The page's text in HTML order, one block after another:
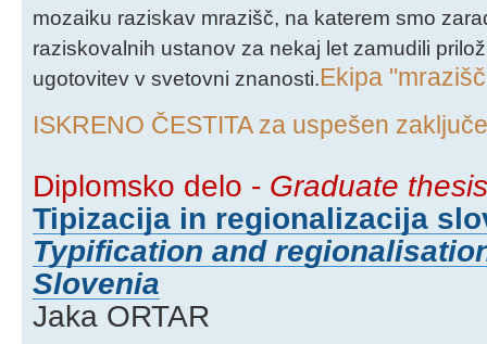
mozaiku raziskav mrazišč, na katerem smo
raziskovalnih ustanov za nekaj let zamudili
ugotovitev v svetovni znanosti.Ekipa
ISKRENO ČESTITA za uspešen
Diplomsko delo - Graduate thesis
Tipizacija in regionalizacija
Typification and
Slovenia
Jaka ORTAR